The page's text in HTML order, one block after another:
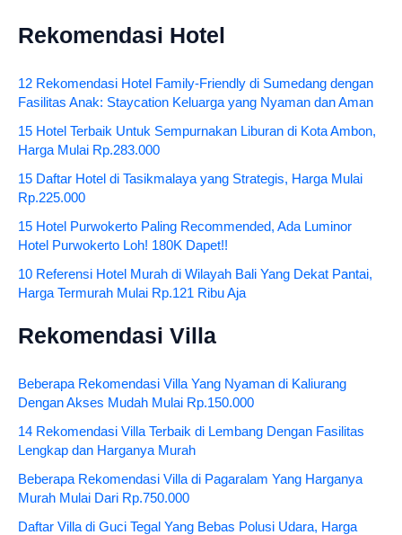
Rekomendasi Hotel
12 Rekomendasi Hotel Family-Friendly di Sumedang dengan
Fasilitas Anak: Staycation Keluarga yang Nyaman dan Aman
15 Hotel Terbaik Untuk Sempurnakan Liburan di Kota Ambon,
Harga Mulai Rp.283.000
15 Daftar Hotel di Tasikmalaya yang Strategis, Harga Mulai
Rp.225.000
15 Hotel Purwokerto Paling Recommended, Ada Luminor
Hotel Purwokerto Loh! 180K Dapet!!
10 Referensi Hotel Murah di Wilayah Bali Yang Dekat Pantai,
Harga Termurah Mulai Rp.121 Ribu Aja
Rekomendasi Villa
Beberapa Rekomendasi Villa Yang Nyaman di Kaliurang
Dengan Akses Mudah Mulai Rp.150.000
14 Rekomendasi Villa Terbaik di Lembang Dengan Fasilitas
Lengkap dan Harganya Murah
Beberapa Rekomendasi Villa di Pagaralam Yang Harganya
Murah Mulai Dari Rp.750.000
Daftar Villa di Guci Tegal Yang Bebas Polusi Udara, Harga